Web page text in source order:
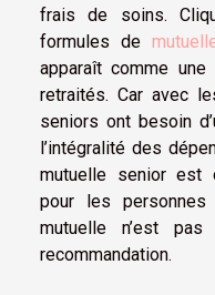
frais de soins.
formules de
apparaît comme
retraités. Car avec
seniors ont besoin
l’intégralité des
mutuelle senior est
pour les
mutuelle n’est
recommandation.